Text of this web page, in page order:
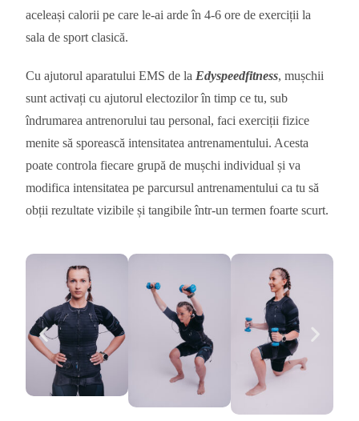
aceleași calorii pe care le-ai arde în 4-6 ore de exerciții la
sala de sport clasică.
Cu ajutorul aparatului EMS de la Edyspeedfitness, mușchii
sunt activați cu ajutorul electozilor în timp ce tu, sub
îndrumarea antrenorului tau personal, faci exerciții fizice
menite să sporească intensitatea antrenamentului. Acesta
poate controla fiecare grupă de mușchi individual și va
modifica intensitatea pe parcursul antrenamentului ca tu să
obții rezultate vizibile și tangibile într-un termen foarte scurt.